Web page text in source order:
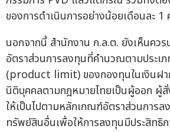
ของการดำเนินการอย่างน้อยเดือนละ 1
นอกจากนี้ สำนักงาน ก.ล.ต. ยังเห็นคว
อัตราส่วนการลงทุนที่คำนวณตามประเ
(product limit) ของกองทุนในเงินฝา
นิติบุคคลตามกฎหมายไทยเป็นผู้ออก ผู้
ให้เป็นไปตามหลักเกณฑ์อัตราส่วนการล
ทรัพย์สินอื่นเพื่อให้การลงทุนมีประสิทธิ